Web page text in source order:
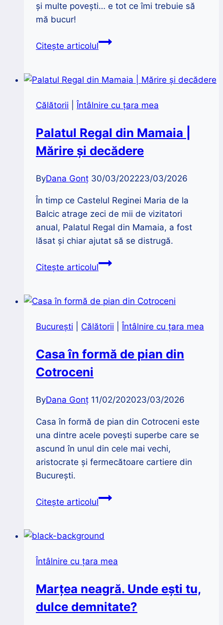
şi multe poveşti… e tot ce îmi trebuie să
mă bucur!
Citește articolulÎntâlnire
mea
Muzeul
Pál
din
Călătorii |Întâlnire cu țara mea
Palatul Regal din Mamaia |
Mărire și decădere
ByDana Gonț 30/03/202223/03/2026
În timp ce Castelul Reginei Maria de la
Balcic atrage zeci de mii de vizitatori
anual, Palatul Regal din Mamaia, a fost
lăsat și chiar ajutat să se distrugă.
Citește articolulPalatul
Mamaia
Mărire
decădere
București Călătorii |Întâlnire cu țara mea
Casa în formă de pian din
Cotroceni
ByDana Gonț 11/02/202023/03/2026
Casa în formă de pian din Cotroceni este
una dintre acele povești superbe care se
ascund în unul din cele mai vechi,
aristocrate și fermecătoare cartiere din
București.
Citește articolulCasa
de
din
Întâlnire cu țara mea
Marțea neagră. Unde ești tu,
dulce demnitate?